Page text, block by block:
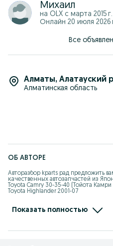
Михаил
на OLX с марта 2015 г.
Онлайн 20 июля 2026
Все
Алматы, Алатауский
Алматинская область
ОБ АВТОРЕ
Авторазбор kparts рад предложить
качественных автозапчастей из
Toyota Camry 30-35-40 (Тойота Камри
Toyota Highlander 2001-07
Mercedes Benz W124 W140 W210
Показать полностью